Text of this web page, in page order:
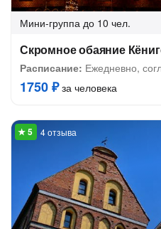
Мини-группа до 10 чел.
Скромное обаяние
Расписание: Ежедневно,
1750 ₽за человека
4 отзыва